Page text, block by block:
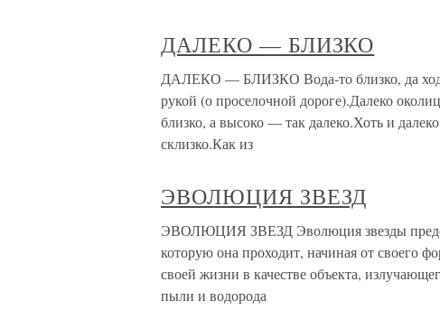
ДАЛЕКО — БЛИЗКО
ДАЛЕКО — БЛИЗКО Вода-то близко, да
рукой (о проселочной дороге).Далеко
близко, а высоко — так далеко.Хоть и
склизко.Как из
ЭВОЛЮЦИЯ ЗВЕЗД
ЭВОЛЮЦИЯ ЗВЕЗД Эволюция звезды
которую она проходит, начиная от своего
своей жизни в качестве объекта,
пыли и водорода